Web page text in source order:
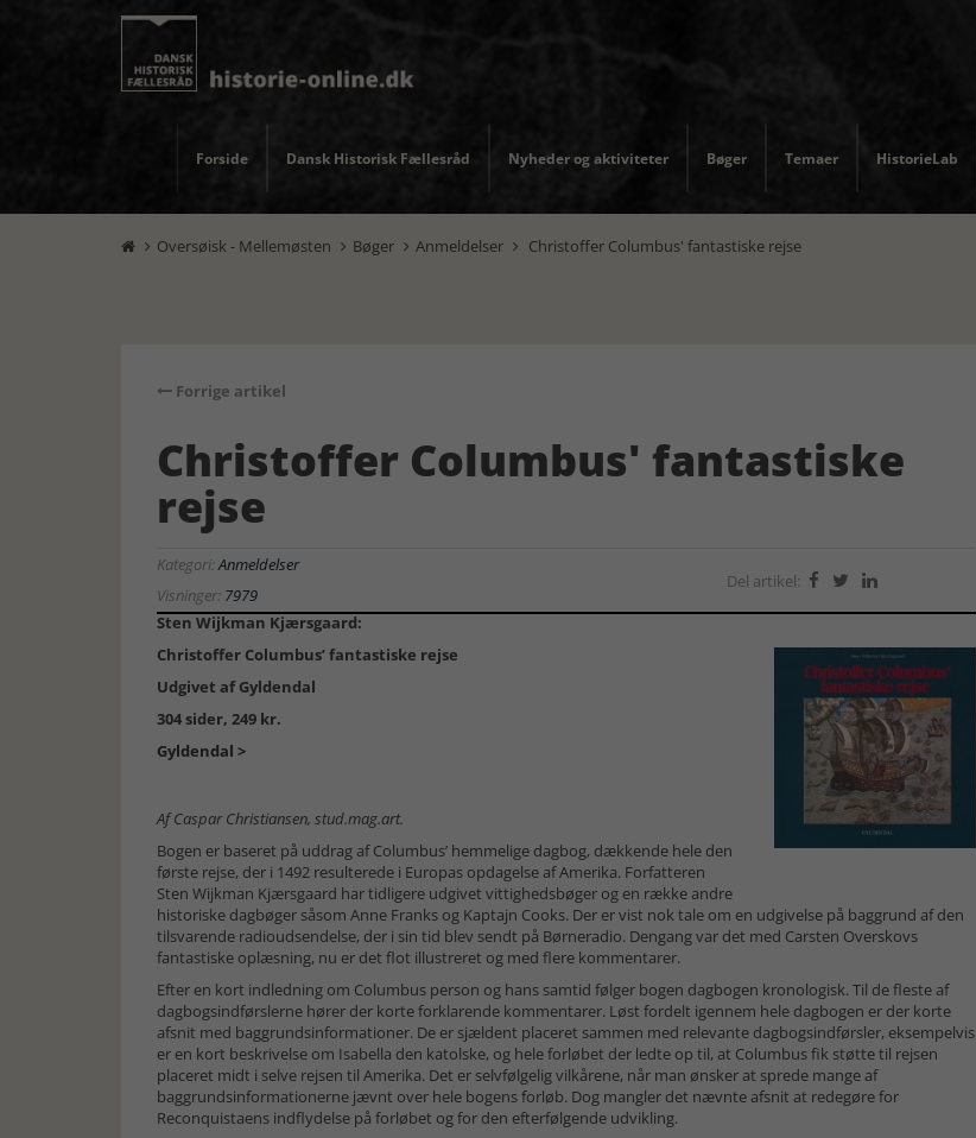
Forside Dansk Historisk Fællesråd Nyheder og aktiviteter Bøger Temaer HistorieLab
 Oversøisk - Mellemøsten  Bøger  Anmeldelser  Christoffer Columbus' fantastiske rejse
Forrige artikel
Christoffer Columbus' fantastiske
rejse
Kategori:Anmeldelser
Visninger: 7979
Del artikel:   
Sten Wijkman Kjærsgaard:
Christoffer Columbus’ fantastiske rejse
Udgivet af Gyldendal
304 sider, 249 kr.
Gyldendal >
Af Caspar Christiansen, stud.mag.art.
Bogen er baseret på uddrag af Columbus’ hemmelige dagbog, dækkende hele den
første rejse, der i 1492 resulterede i Europas opdagelse af Amerika. Forfatteren
Sten Wijkman Kjærsgaard har tidligere udgivet vittighedsbøger og en række andre
historiske dagbøger såsom Anne Franks og Kaptajn Cooks. Der er vist nok tale om en udgivelse på baggrund af den
tilsvarende radioudsendelse, der i sin tid blev sendt på Børneradio. Dengang var det med Carsten Overskovs
fantastiske oplæsning, nu er det flot illustreret og med flere kommentarer.
Efter en kort indledning om Columbus person og hans samtid følger bogen dagbogen kronologisk. Til de fleste af
dagbogsindførslerne hører der korte forklarende kommentarer. Løst fordelt igennem hele dagbogen er der korte
afsnit med baggrundsinformationer. De er sjældent placeret sammen med relevante dagbogsindførsler, eksempelvis
er en kort beskrivelse om Isabella den katolske, og hele forløbet der ledte op til, at Columbus fik støtte til rejsen
placeret midt i selve rejsen til Amerika. Det er selvfølgelig vilkårene, når man ønsker at sprede mange af
baggrundsinformationerne jævnt over hele bogens forløb. Dog mangler det nævnte afsnit at redegøre for
Reconquistaens indflydelse på forløbet og for den efterfølgende udvikling.